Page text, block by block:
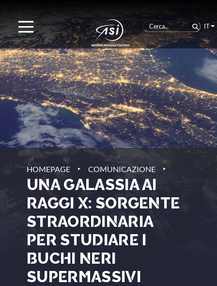
IT
HOMEPAGE ‣ COMUNICAZIONE ‣
UNA GALASSIA AI
RAGGI X: SORGENTE
STRAORDINARIA
PER STUDIARE I
BUCHI NERI
SUPERMASSIVI